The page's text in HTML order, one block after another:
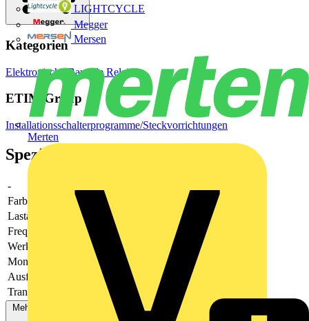
LIGHTCYCLE
Megger
Mersen
Merten
Kategorien
Elektronische BauteileRelais
ETIM Group
Installationsschalterprogramme/Steckvorrichtungen
Spezifikationen
-
Farbe
Lastart
universal und LED Retrofit
Frequenz
Werkstoff
Kunststoff
Montageart
Unterputz
Ausführung
Transparent
Mehr anzeigen